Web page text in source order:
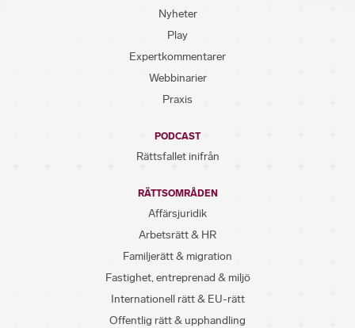
Nyheter
Play
Expertkommentarer
Webbinarier
Praxis
PODCAST
Rättsfallet inifrån
RÄTTSOMRÅDEN
Affärsjuridik
Arbetsrätt & HR
Familjerätt & migration
Fastighet, entreprenad & miljö
Internationell rätt & EU-rätt
Offentlig rätt & upphandling